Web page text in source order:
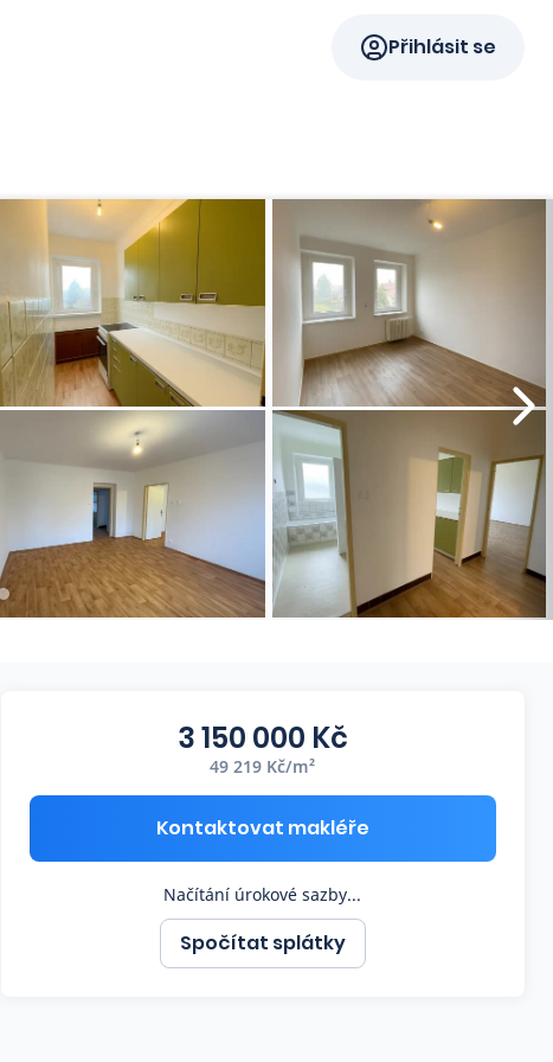
Přihlásit se
3 150 000 Kč
49 219 Kč/m²
Kontaktovat makléře
Načítání úrokové sazby...
Spočítat splátky